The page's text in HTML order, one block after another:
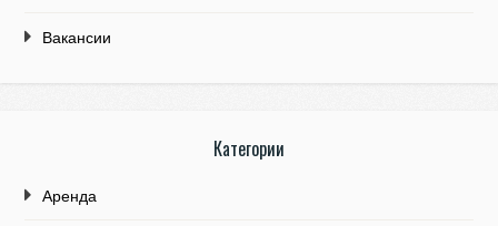
Вакансии
Категории
Аренда